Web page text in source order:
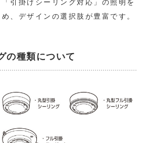
引掛けシーリング対応」の照明を
、デザインの選択肢が豊富です。
の種類について